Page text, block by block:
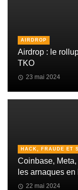
AIRDROP
Airdrop : le
TKO
23 mai 2024
HACK, FRAUDE ET
Coinbase,
les arnaques en
22 mai 2024